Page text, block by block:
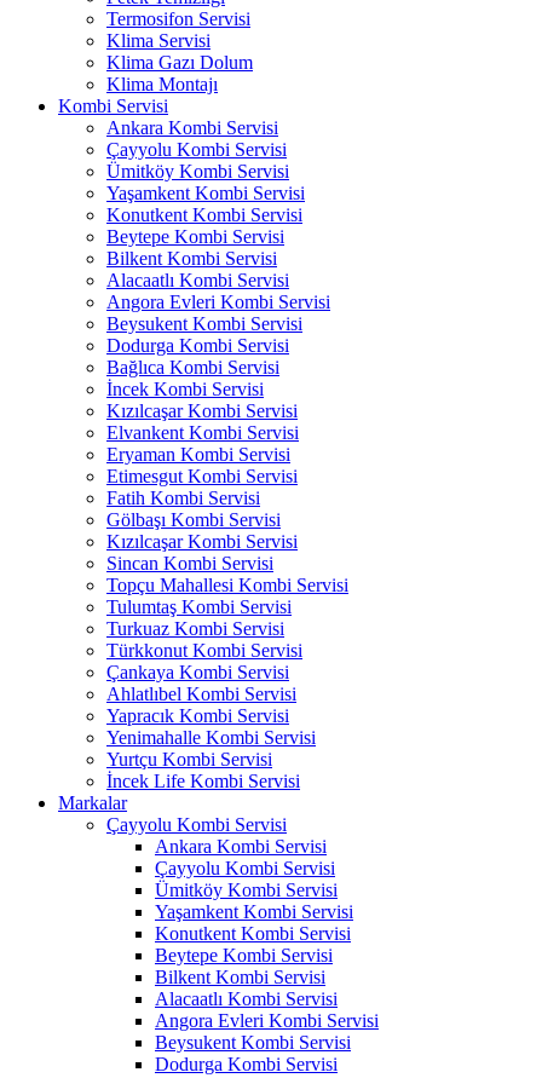
Termosifon Servisi
Klima Servisi
Klima Gazı Dolum
Klima Montajı
Kombi Servisi
Ankara Kombi Servisi
Çayyolu Kombi Servisi
Ümitköy Kombi Servisi
Yaşamkent Kombi Servisi
Konutkent Kombi Servisi
Beytepe Kombi Servisi
Bilkent Kombi Servisi
Alacaatlı Kombi Servisi
Angora Evleri Kombi Servisi
Beysukent Kombi Servisi
Dodurga Kombi Servisi
Bağlıca Kombi Servisi
İncek Kombi Servisi
Kızılcaşar Kombi Servisi
Elvankent Kombi Servisi
Eryaman Kombi Servisi
Etimesgut Kombi Servisi
Fatih Kombi Servisi
Gölbaşı Kombi Servisi
Kızılcaşar Kombi Servisi
Sincan Kombi Servisi
Topçu Mahallesi Kombi Servisi
Tulumtaş Kombi Servisi
Turkuaz Kombi Servisi
Türkkonut Kombi Servisi
Çankaya Kombi Servisi
Ahlatlıbel Kombi Servisi
Yapracık Kombi Servisi
Yenimahalle Kombi Servisi
Yurtçu Kombi Servisi
İncek Life Kombi Servisi
Markalar
Çayyolu Kombi Servisi
Ankara Kombi Servisi
Çayyolu Kombi Servisi
Ümitköy Kombi Servisi
Yaşamkent Kombi Servisi
Konutkent Kombi Servisi
Beytepe Kombi Servisi
Bilkent Kombi Servisi
Alacaatlı Kombi Servisi
Angora Evleri Kombi Servisi
Beysukent Kombi Servisi
Dodurga Kombi Servisi